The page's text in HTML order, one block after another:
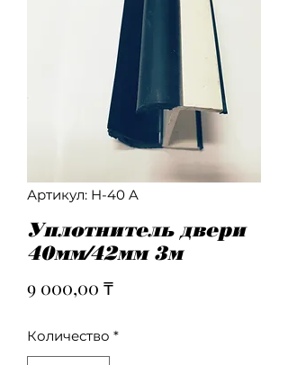
Артикул: H-40 A
Уплотнитель двери
40мм/42мм 3м
9 000,00 ₸Цена
Количество *